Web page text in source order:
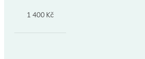
1 400 Kč